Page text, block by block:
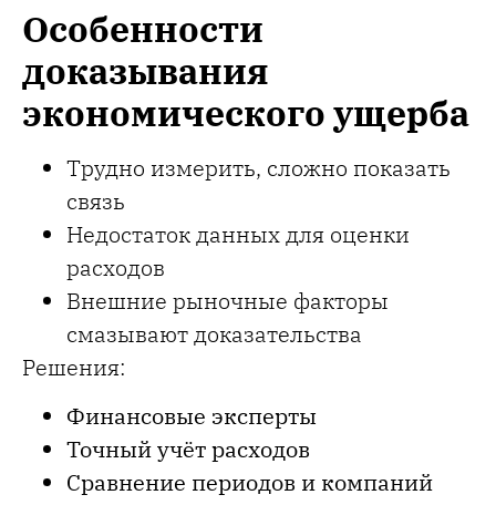
Особенности
доказывания
экономического ущерба
Трудно измерить, сложно показать
связь
Недостаток данных для оценки
расходов
Внешние рыночные факторы
смазывают доказательства
Решения:
Финансовые эксперты
Точный учёт расходов
Сравнение периодов и компаний